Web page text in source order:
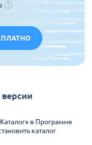
в Программе
каталог